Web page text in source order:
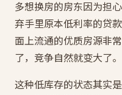
多想换房的房东因为担
弃手里原本低利率的贷
面上流通的优质房源非
了，竞争自然就变大了。
这种低库存的状态其实